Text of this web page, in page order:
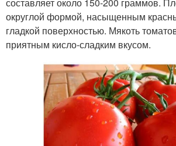
округлой формой, насыщенным
гладкой поверхностью. Мякоть
приятным кисло-сладким вкусом.